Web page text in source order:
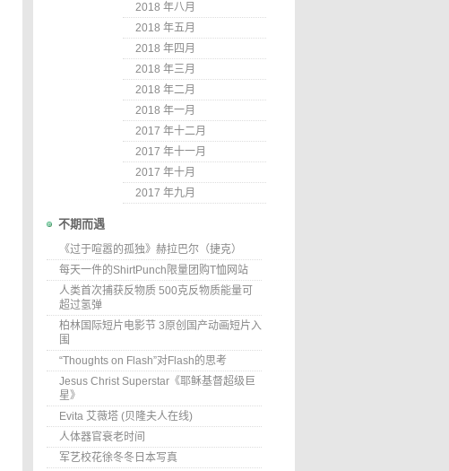
2018 年八月
2018 年五月
2018 年四月
2018 年三月
2018 年二月
2018 年一月
2017 年十二月
2017 年十一月
2017 年十月
2017 年九月
不期而遇
《过于喧嚣的孤独》赫拉巴尔（捷克）
每天一件的ShirtPunch限量团购T恤网站
人类首次捕获反物质 500克反物质能量可
超过氢弹
柏林国际短片电影节 3原创国产动画短片入
围
“Thoughts on Flash”对Flash的思考
Jesus Christ Superstar《耶稣基督超级巨
星》
Evita 艾薇塔 (贝隆夫人在线)
人体器官衰老时间
军艺校花徐冬冬日本写真